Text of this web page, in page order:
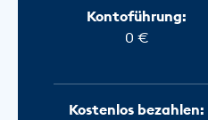
Kontoführung:
0 €
Kostenlos bezahlen: